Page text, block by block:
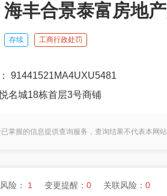
海丰合景泰富房地
存续 工商行政处罚
91441521MA4UXU5481
名城18栋首层3号商铺
掌握的信息提供查询服务，查询结果不代表本网
险： 1 变更提醒： 0 关联风险： 0